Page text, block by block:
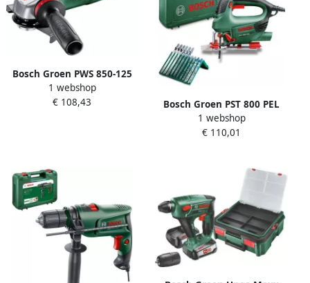
Bosch Groen PWS 850-125
Haakse Slijper | 850 W |
12.000 min-1 06033A270C
1 webshop
€ 108,43
Bosch Groen PST 800 PEL
decoupeerzaag + 10
zaagbladen 06033A0101
1 webshop
€ 110,01